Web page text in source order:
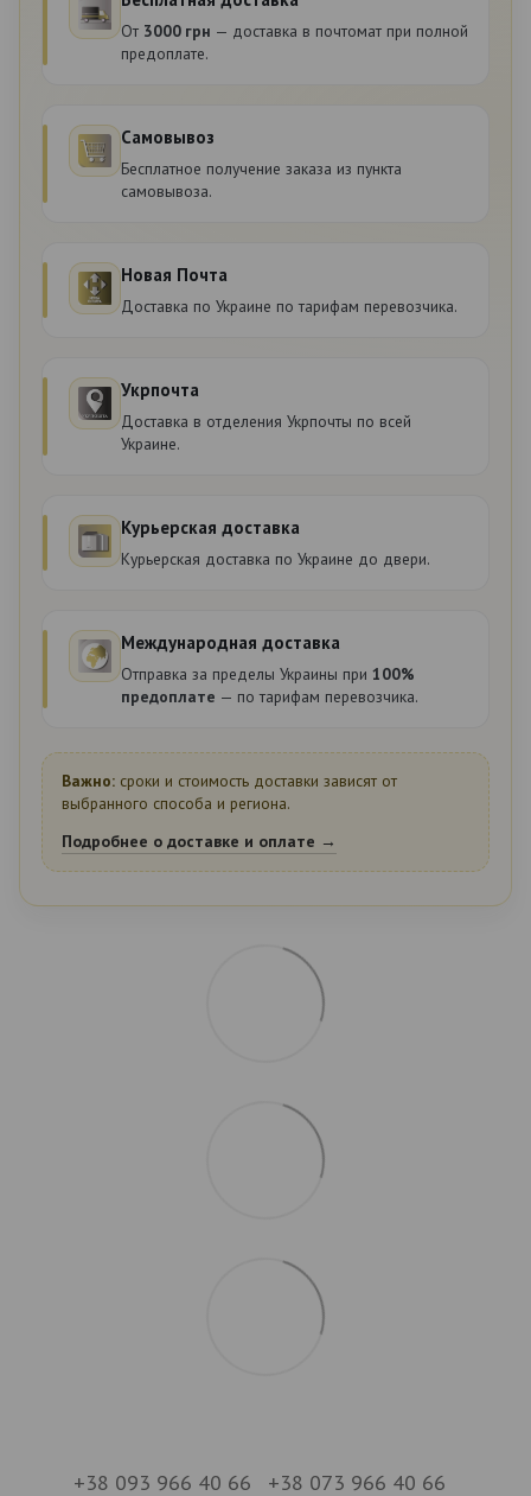
От 3000 грн — доставка в почтомат при полной
предоплате.
Самовывоз
Бесплатное получение заказа из пункта
самовывоза.
Новая Почта
Доставка по Украине по тарифам перевозчика.
Укрпочта
Доставка в отделения Укрпочты по всей
Украине.
Курьерская доставка
Курьерская доставка по Украине до двери.
Международная доставка
Отправка за пределы Украины при 100%
предоплате — по тарифам перевозчика.
Важно: сроки и стоимость доставки зависят от
выбранного способа и региона.
Подробнее о доставке и оплате →
+38 093 966 40 66 +38 073 966 40 66